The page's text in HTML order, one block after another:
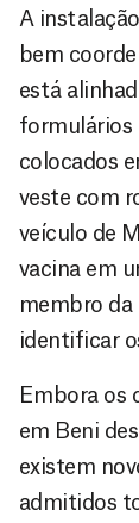
A
bem
está
formulários
colocados
veste com
veículo de
vacina em
membro da
identificar
Embora os
em Beni
existem
admitidos